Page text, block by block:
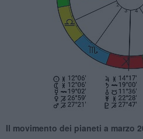
Il movimento dei pianeti a marzo